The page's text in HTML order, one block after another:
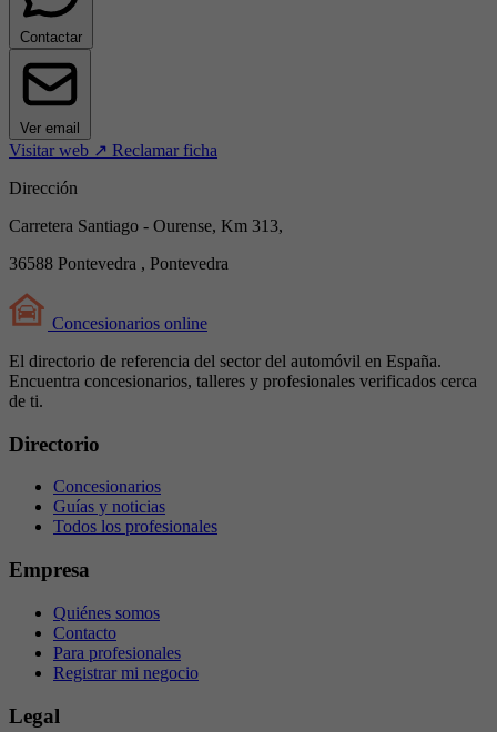
Contactar
Ver email
Visitar web ↗ Reclamar ficha
Dirección
Carretera Santiago - Ourense, Km 313,
36588 Pontevedra , Pontevedra
Concesionarios online
El directorio de referencia del sector del automóvil en España.
Encuentra concesionarios, talleres y profesionales verificados cerca
de ti.
Directorio
Concesionarios
Guías y noticias
Todos los profesionales
Empresa
Quiénes somos
Contacto
Para profesionales
Registrar mi negocio
Legal